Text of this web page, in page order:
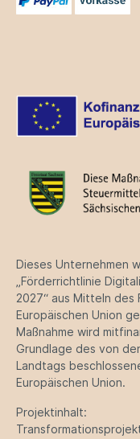
Dieses Unternehmen
„Förderrichtlinie
2027“ aus Mitteln des
Europäischen Union
Maßnahme wird
Grundlage des von
Landtags
Europäischen Union.
Projektinhalt: